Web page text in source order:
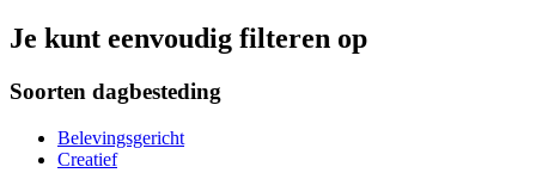
Je kunt eenvoudig filteren op
Soorten dagbesteding
Belevingsgericht
Creatief